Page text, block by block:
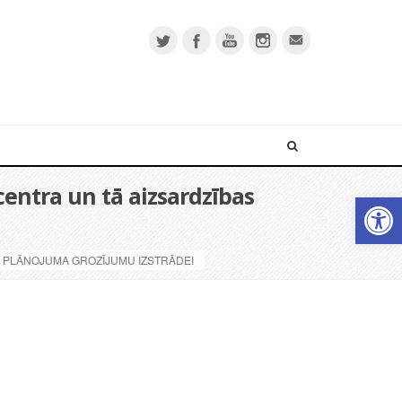
un tā aizsardzības
GROZĪJUMU IZSTRĀDEI